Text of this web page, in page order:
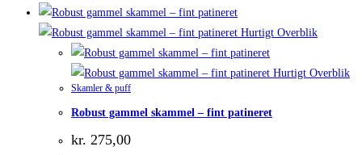
Hurtigt Overblik
Hurtigt Overblik
Skamler & puff
Robust gammel skammel – fint patineret
kr. 275,00